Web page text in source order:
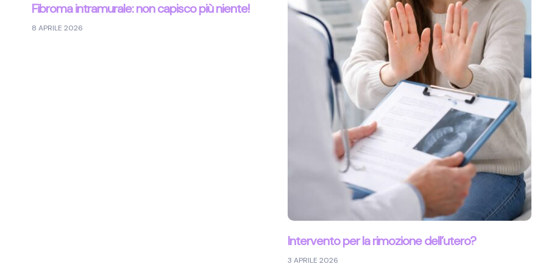
Fibroma intramurale: non capisco più niente!
8 APRILE 2026
Intervento per la rimozione dell’utero?
3 APRILE 2026